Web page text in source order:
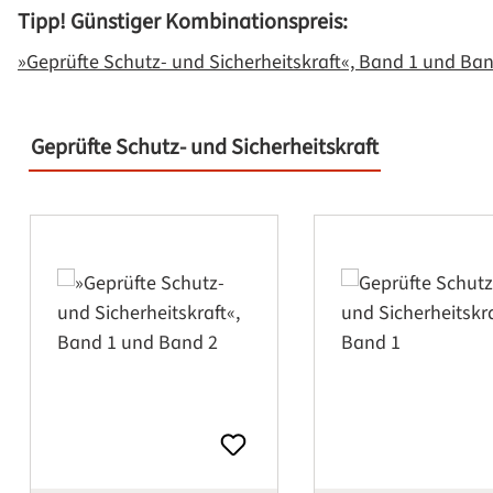
Tipp! Günstiger Kombinationspreis:
»Geprüfte Schutz- und Sicherheitskraft«, Band 1 und
Geprüfte Schutz- und Sicherheitskraft
Produktgalerie überspringen